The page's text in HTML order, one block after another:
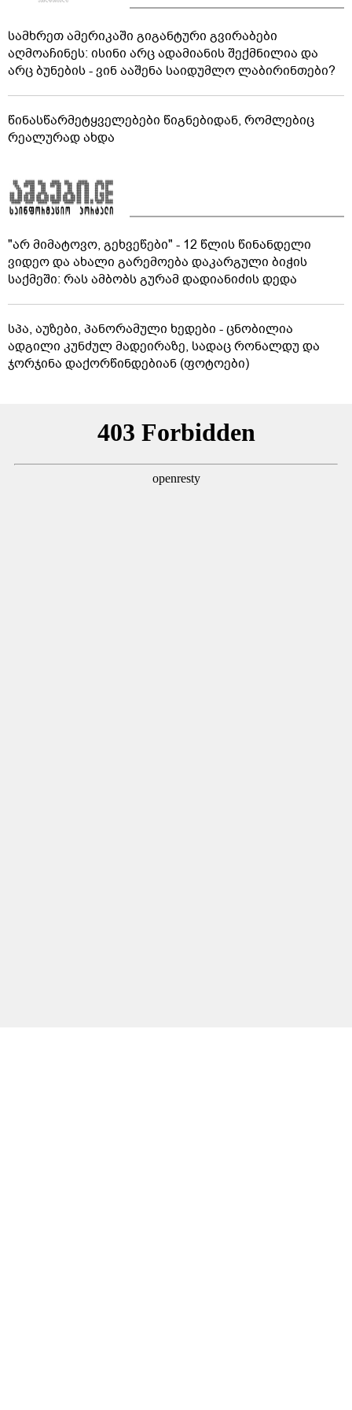
სამხრეთ ამერიკაში გიგანტური გვირაბები
აღმოაჩინეს: ისინი არც ადამიანის შექმნილია და
არც ბუნების - ვინ ააშენა საიდუმლო ლაბირინთები?
წინასწარმეტყველებები წიგნებიდან, რომლებიც
რეალურად ახდა
"არ მიმატოვო, გეხვეწები" - 12 წლის წინანდელი
ვიდეო და ახალი გარემოება დაკარგული ბიჭის
საქმეში: რას ამბობს გურამ დადიანიძის დედა
სპა, აუზები, პანორამული ხედები - ცნობილია
ადგილი კუნძულ მადეირაზე, სადაც რონალდუ და
ჯორჯინა დაქორწინდებიან (ფოტოები)